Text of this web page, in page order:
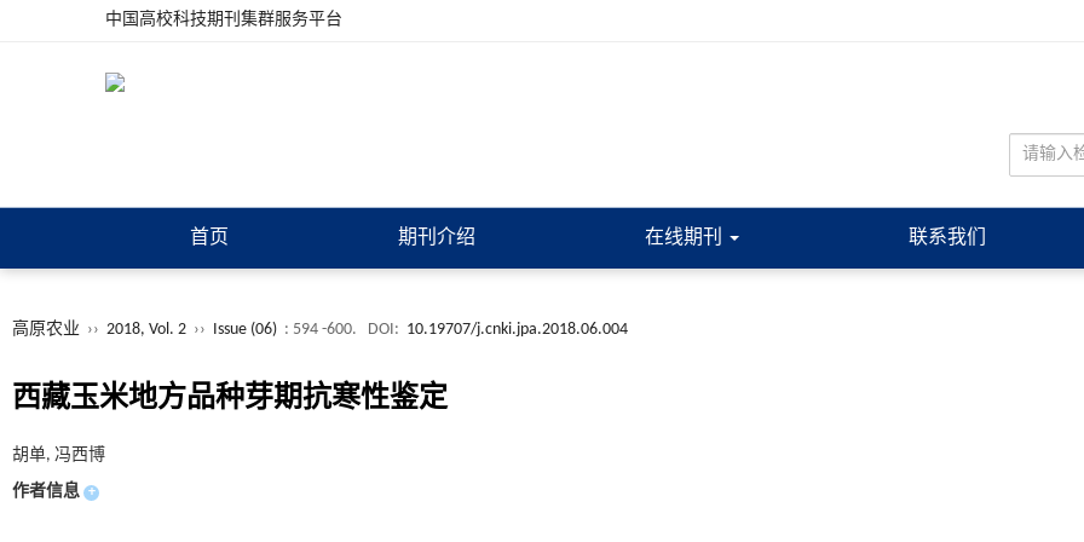
中国高校科技期刊集群服务平台
首页 期刊介绍 在线期刊 联系我们
高原农业 ›› 2018, Vol. 2 ›› Issue (06) : 594 -600. DOI: 10.19707/j.cnki.jpa.2018.06.004
西藏玉米地方品种芽期抗寒性鉴定
胡单, 冯西博
作者信息 +